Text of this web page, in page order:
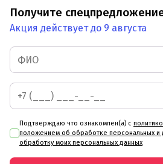
Получите
Акция действует до 9 августа
Подтверждаю что ознакомлен(а) с
положением об обработке персональных и
обработку моих персональных данных